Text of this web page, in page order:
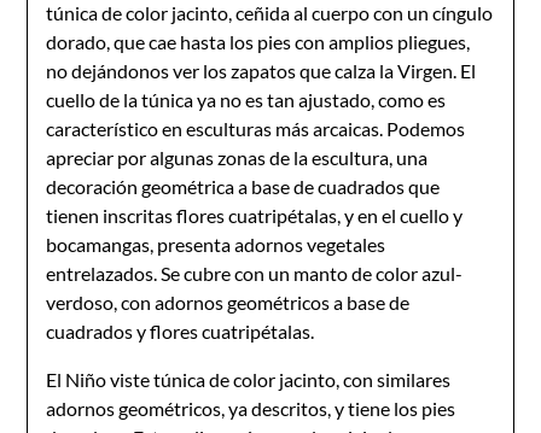
túnica de color jacinto, ceñida al cuerpo con un cíngulo
dorado, que cae hasta los pies con amplios pliegues,
no dejándonos ver los zapatos que calza la Virgen. El
cuello de la túnica ya no es tan ajustado, como es
característico en esculturas más arcaicas. Podemos
apreciar por algunas zonas de la escultura, una
decoración geométrica a base de cuadrados que
tienen inscritas flores cuatripétalas, y en el cuello y
bocamangas, presenta adornos vegetales
entrelazados. Se cubre con un manto de color azul-
verdoso, con adornos geométricos a base de
cuadrados y flores cuatripétalas.
El Niño viste túnica de color jacinto, con similares
adornos geométricos, ya descritos, y tiene los pies